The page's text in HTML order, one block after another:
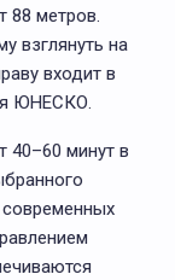
88 метров.
взглянуть на
входит в
ЮНЕСКО.
40–60 минут в